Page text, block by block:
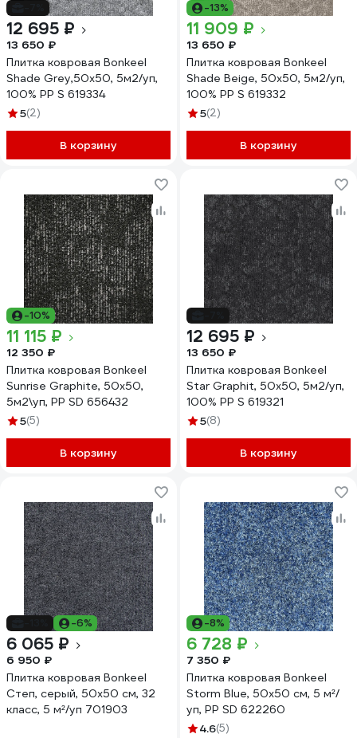
12 695 ₽
13 650 ₽
Плитка ковровая Bonkeel
Shade Grey,50x50, 5м2/уп,
100% PP S 619334
5(2)
В корзину
-13%
11 909 ₽
13 650 ₽
Плитка ковровая Bonkeel
Shade Beige, 50x50, 5м2/уп,
100% PP S 619332
5(2)
В корзину
-10%
11 115 ₽
12 350 ₽
Плитка ковровая Bonkeel
Sunrise Graphite, 50x50,
5м2\уп, PP SD 656432
5(5)
В корзину
12 695 ₽
13 650 ₽
Плитка ковровая Bonkeel
Star Graphit, 50x50, 5м2/уп,
100% PP S 619321
5(8)
В корзину
-6%
6 065 ₽
6 950 ₽
Плитка ковровая Bonkeel
Степ, серый, 50х50 см, 32
класс, 5 м²/уп 701903
-8%
6 728 ₽
7 350 ₽
Плитка ковровая Bonkeel
Storm Blue, 50х50 см, 5 м²/
уп, PP SD 622260
4.6(5)